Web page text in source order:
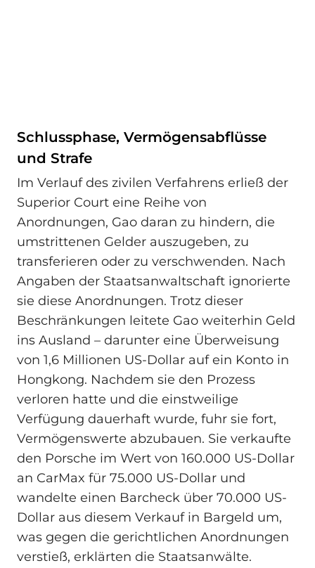
Schlussphase, Vermögensabflüsse
und Strafe
Im Verlauf des zivilen Verfahrens erließ der
Superior Court eine Reihe von
Anordnungen, Gao daran zu hindern, die
umstrittenen Gelder auszugeben, zu
transferieren oder zu verschwenden. Nach
Angaben der Staatsanwaltschaft ignorierte
sie diese Anordnungen. Trotz dieser
Beschränkungen leitete Gao weiterhin Geld
ins Ausland – darunter eine Überweisung
von 1,6 Millionen US-Dollar auf ein Konto in
Hongkong. Nachdem sie den Prozess
verloren hatte und die einstweilige
Verfügung dauerhaft wurde, fuhr sie fort,
Vermögenswerte abzubauen. Sie verkaufte
den Porsche im Wert von 160.000 US-Dollar
an CarMax für 75.000 US-Dollar und
wandelte einen Barcheck über 70.000 US-
Dollar aus diesem Verkauf in Bargeld um,
was gegen die gerichtlichen Anordnungen
verstieß, erklärten die Staatsanwälte.